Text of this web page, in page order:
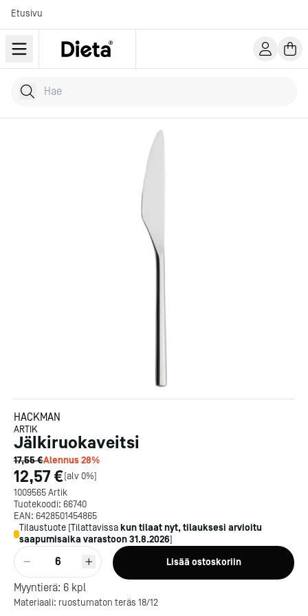
Etusivu
Hae tuotteita
Kirjoita hakusana...
HACKMAN
ARTIK
Jälkiruokaveitsi
17,55 €Alennus28%
12,57 €[alv 0%]
1009565 Artik
Tuotekoodi: 66740
EAN: 6428501454865
Tilaustuote [Tilattavissa kun tilaat nyt, tilauksesi arvioitu
saapumisaika varastoon31.8.2026]
6 Lisää ostoskoriin
Myyntierä: 6 kpl
Materiaali: ruostumaton teräs 18/12
Kotipizza on vuonna 1987
perustettu yritys, jolla on yli
300 ravintolaa eri puolella
Suomea. Dieta on tehnyt